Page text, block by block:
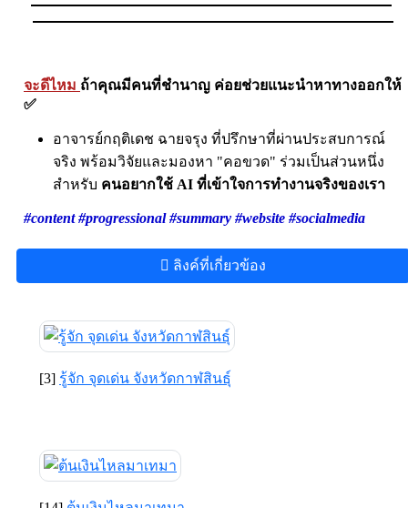
จะดีไหม ถ้าคุณมีคนที่ชำนาญ ค่อยช่วยแนะนำหาทางออกให้
✅
อาจารย์กฤติเดช ฉายจรุง ที่ปรึกษาที่ผ่านประสบการณ์
จริง พร้อมวิจัยและมองหา "คอขวด" ร่วมเป็นส่วนหนึ่ง
สำหรับ คนอยากใช้ AI ที่เข้าใจการทำงานจริงของเรา
#content #progressional #summary #website #socialmedia
ลิงค์ที่เกี่ยวข้อง
[3] รู้จัก จุดเด่น จังหวัดกาฬสินธุ์